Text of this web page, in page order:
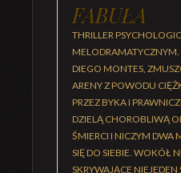
FABUŁA
THRILLER
MELODRAMATYCZNYM.
DIEGO MONTES,
ARENY Z POWODU
PRZEZ BYKA I
DZIELĄ CHOROBLIWĄ
ŚMIERCI I NICZYM DWA
SIĘ DO SIEBIE. WOKÓŁ
SKRYWAJĄCE NIEJEDEN